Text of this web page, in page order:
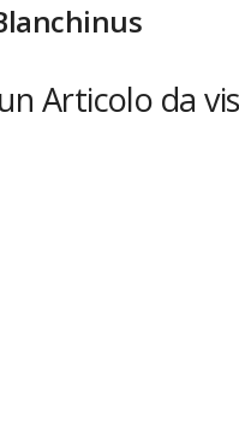
m
t
Articolo da